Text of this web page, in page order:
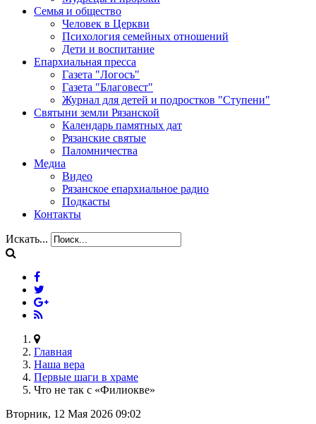
Семья и общество
Человек в Церкви
Психология семейных отношений
Дети и воспитание
Епархиальная пресса
Газета "Логосъ"
Газета "Благовест"
Журнал для детей и подростков "Ступени"
Святыни земли Рязанской
Календарь памятных дат
Рязанские святые
Паломничества
Медиа
Видео
Рязанское епархиальное радио
Подкасты
Контакты
Искать...
Главная
Наша вера
Первые шаги в храме
Что не так с «Филиокве»
Вторник, 12 Мая 2026 09:02